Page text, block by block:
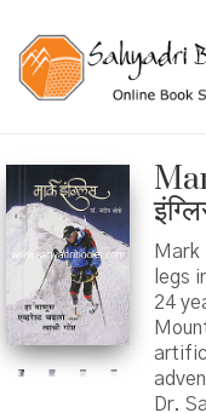
Mark
legs
24
Dr.